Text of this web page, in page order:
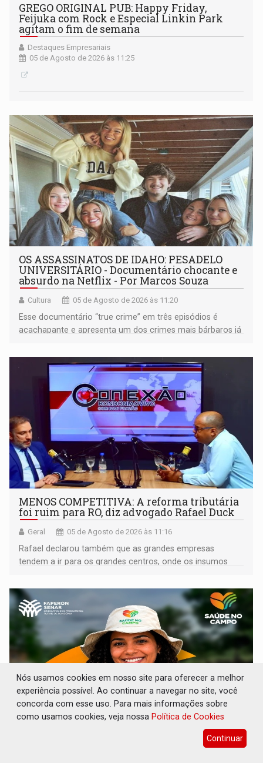
GREGO ORIGINAL PUB: Happy Friday,
Feijuka com Rock e Especial Linkin Park
agitam o fim de semana
Destaques Empresariais
05 de Agosto de 2026 às 11:25
OS ASSASSINATOS DE IDAHO: PESADELO
UNIVERSITÁRIO - Documentário chocante e
absurdo na Netflix - Por Marcos Souza
Cultura 05 de Agosto de 2026 às 11:20
Esse documentário “true crime” em três episódios é
acachapante e apresenta um dos crimes mais bárbaros já
que moravam em uma casa que ficava numa vila
universitária
MENOS COMPETITIVA: A reforma tributária
foi ruim para RO, diz advogado Rafael Duck
Geral 05 de Agosto de 2026 às 11:16
Rafael declarou também que as grandes empresas
tendem a ir para os grandes centros, onde os insumos
SELEÇÃO: Senar-RO abre credenciamento
para profissionais de saúde atuarem no
Nós usamos cookies em nosso site para oferecer a melhor
experiência possível. Ao continuar a navegar no site, você
concorda com esse uso. Para mais informações sobre
como usamos cookies, veja nossa Política de Cookies
Continuar